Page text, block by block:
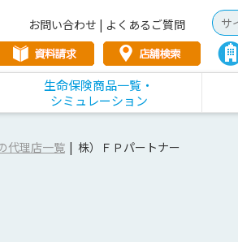
お問い合わせ | よくあるご質問
生命保険商品一覧・
シミュレーション
代理店一覧 株）ＦＰパートナー